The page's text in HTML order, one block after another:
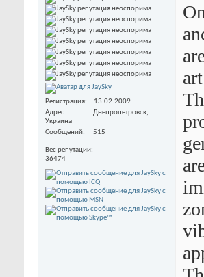
Регистрация
13.02.2009
Адрес
Днепропетровск,
Украина
Сообщений
515
Вес репутации
36474